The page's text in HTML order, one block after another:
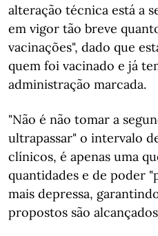
alteração técnica está a
em vigor tão breve
vacinações", dado que
quem foi vacinado e já
administração marcada.
"Não é não tomar a
ultrapassar" o intervalo
clínicos, é apenas uma
quantidades e de poder
mais depressa,
propostos são